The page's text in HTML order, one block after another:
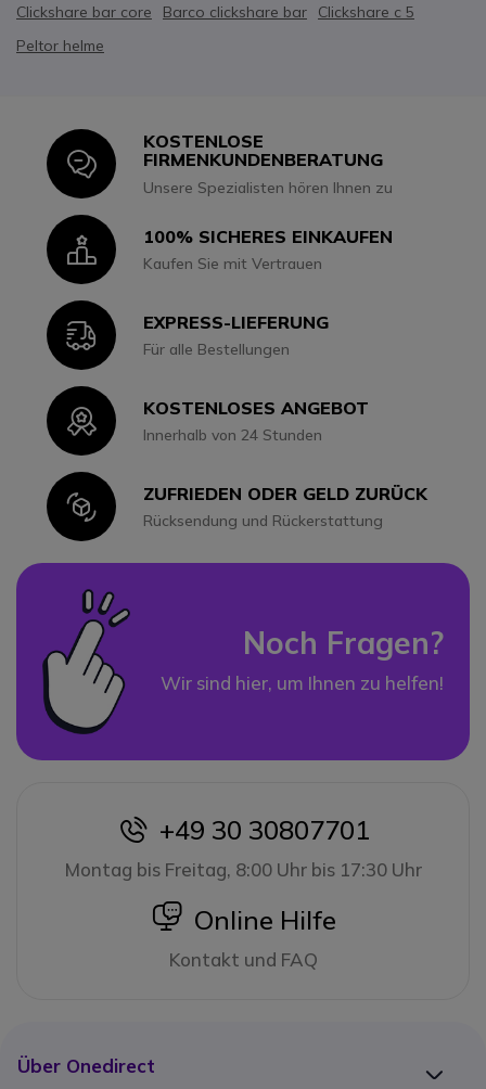
Clickshare bar core
Barco clickshare bar
Clickshare c 5
Peltor helme
Icon
KOSTENLOSE
FIRMENKUNDENBERATUNG
Unsere Spezialisten hören Ihnen zu
Icon100% SICHERES EINKAUFEN
Kaufen Sie mit Vertrauen
IconEXPRESS-LIEFERUNG
Für alle Bestellungen
IconKOSTENLOSES ANGEBOT
Innerhalb von 24 Stunden
IconZUFRIEDEN ODER GELD ZURÜCK
Rücksendung und Rückerstattung
Noch Fragen?
Wir sind hier, um Ihnen zu helfen!
icon
+49 30 30807701
Montag bis Freitag, 8:00 Uhr bis 17:30 Uhr
icon
Online Hilfe
Kontakt und FAQ
Über Onedirect